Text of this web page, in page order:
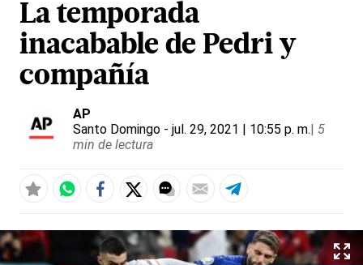
La temporada
inacabable de Pedri y
compañía
AP
Santo Domingo - jul. 29, 2021 | 10:55 p. m.| 5
min de lectura